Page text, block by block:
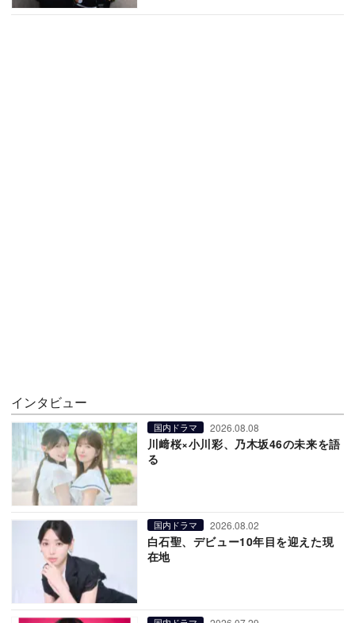
インタビュー
国内ドラマ 2026.08.08
川﨑桜×小川彩、乃木坂46の未来を語
る
国内ドラマ 2026.08.02
白石聖、デビュー10年目を迎えた現
在地